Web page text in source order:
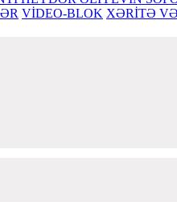
VİDEO-BLOK XƏRİTƏ